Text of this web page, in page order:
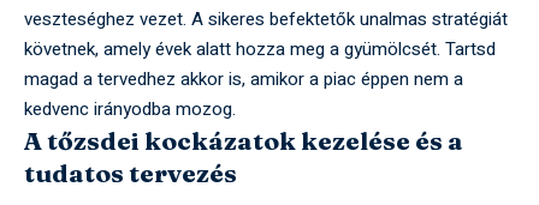
veszteséghez vezet. A sikeres befektetők unalmas stratégiát
követnek, amely évek alatt hozza meg a gyümölcsét. Tartsd
magad a tervedhez akkor is, amikor a piac éppen nem a
kedvenc irányodba mozog.
A tőzsdei kockázatok kezelése és a
tudatos tervezés